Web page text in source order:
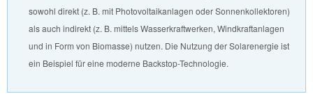
sowohl direkt (z. B. mit Photovoltaikanlagen oder Sonnenkollektoren)
als auch indirekt (z. B. mittels Wasserkraftwerken, Windkraftanlagen
und in Form von Biomasse) nutzen. Die Nutzung der Solarenergie ist
ein Beispiel für eine moderne Backstop-Technologie.